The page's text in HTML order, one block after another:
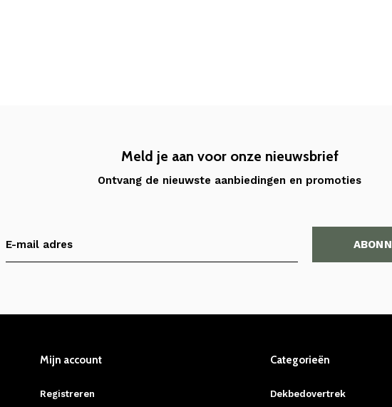
Meld je aan voor onze nieuwsbrief
Ontvang de nieuwste aanbiedingen en promoties
Mijn account
Registreren
Categorieën
Dekbedovertrek